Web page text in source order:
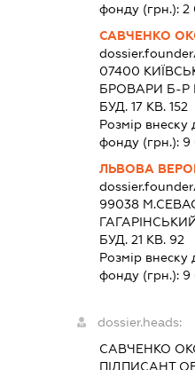
фонду (грн.):2
САВЧЕНКО
07400
БРОВАРИ Б-Р
БУД. 17 КВ. 152
Розмір внеску
фонду (грн.): 9
ЛЬВОВА
99038
БУД. 21 КВ. 92
Розмір внеску
фонду (грн.): 9
dossier.heads:
САВЧЕНКО
ПІДПИСАНТ